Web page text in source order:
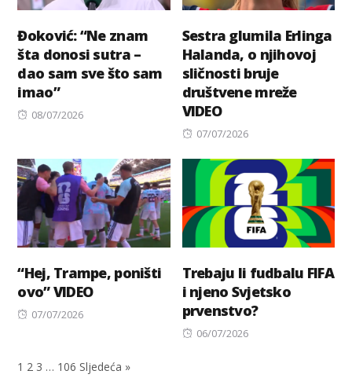
Đoković: “Ne znam
šta donosi sutra –
dao sam sve što sam
imao”
Posted
08/07/2026
Sestra glumila Erlinga
Halanda, o njihovoj
sličnosti bruje
društvene mreže
VIDEO
Posted
07/07/2026
“Hej, Trampe, poništi
ovo” VIDEO
Posted
07/07/2026
Trebaju li fudbalu FIFA
i njeno Svjetsko
prvenstvo?
Posted
06/07/2026
1 2 3 … 106 Sljedeća »